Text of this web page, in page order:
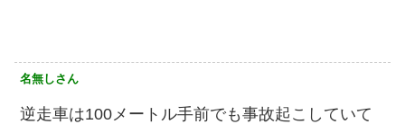
名無しさん
逆走車は100メートル手前でも事故起こしていて